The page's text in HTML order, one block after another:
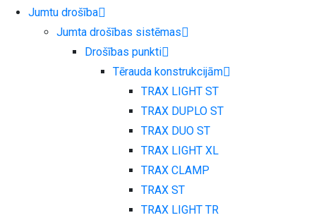
Jumtu drošība
Jumta drošības sistēmas
Drošības punkti
Tērauda konstrukcijām
TRAX LIGHT ST
TRAX DUPLO ST
TRAX DUO ST
TRAX LIGHT XL
TRAX CLAMP
TRAX ST
TRAX LIGHT TR